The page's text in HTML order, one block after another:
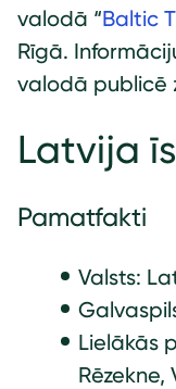
valodā “Baltic
Rīgā.
valodā publicē
Latvija
Pamatfakti
Valsts:
Lielākās